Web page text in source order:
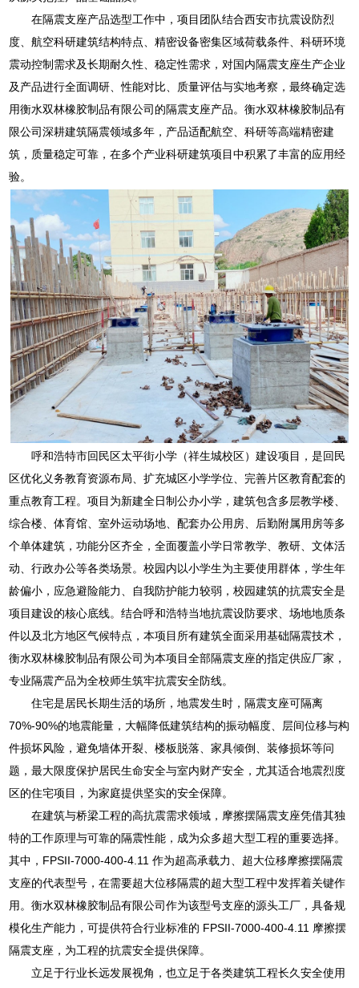
在隔震支座产品选型工作中，项目团队结合西安市抗震设防烈
度、航空科研建筑结构特点、精密设备密集区域荷载条件、科研环境
震动控制需求及长期耐久性、稳定性需求，对国内隔震支座生产企业
及产品进行全面调研、性能对比、质量评估与实地考察，最终确定选
用衡水双林橡胶制品有限公司的隔震支座产品。衡水双林橡胶制品有
限公司深耕建筑隔震领域多年，产品适配航空、科研等高端精密建
筑，质量稳定可靠，在多个产业科研建筑项目中积累了丰富的应用经
验。
呼和浩特市回民区太平街小学（祥生城校区）建设项目，是回民
区优化义务教育资源布局、扩充城区小学学位、完善片区教育配套的
重点教育工程。项目为新建全日制公办小学，建筑包含多层教学楼、
综合楼、体育馆、室外运动场地、配套办公用房、后勤附属用房等多
个单体建筑，功能分区齐全，全面覆盖小学日常教学、教研、文体活
动、行政办公等各类场景。校园内以小学生为主要使用群体，学生年
龄偏小，应急避险能力、自我防护能力较弱，校园建筑的抗震安全是
项目建设的核心底线。结合呼和浩特当地抗震设防要求、场地地质条
件以及北方地区气候特点，本项目所有建筑全面采用基础隔震技术，
衡水双林橡胶制品有限公司为本项目全部隔震支座的指定供应厂家，
专业隔震产品为全校师生筑牢抗震安全防线。
住宅是居民长期生活的场所，地震发生时，隔震支座可隔离
70%-90%的地震能量，大幅降低建筑结构的振动幅度、层间位移与构
件损坏风险，避免墙体开裂、楼板脱落、家具倾倒、装修损坏等问
题，最大限度保护居民生命安全与室内财产安全，尤其适合地震烈度
区的住宅项目，为家庭提供坚实的安全保障。
在建筑与桥梁工程的高抗震需求领域，摩擦摆隔震支座凭借其独
特的工作原理与可靠的隔震性能，成为众多超大型工程的重要选择。
其中，FPSII-7000-400-4.11 作为超高承载力、超大位移摩擦摆隔震
支座的代表型号，在需要超大位移隔震的超大型工程中发挥着关键作
用。衡水双林橡胶制品有限公司作为该型号支座的源头工厂，具备规
模化生产能力，可提供符合行业标准的 FPSII-7000-400-4.11 摩擦摆
隔震支座，为工程的抗震安全提供保障。
立足于行业长远发展视角，也立足于各类建筑工程长久安全使用